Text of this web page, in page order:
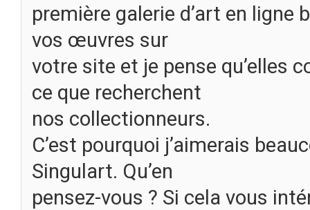
première galerie d’art en ligne
vos œuvres sur
votre site et je pense qu’elles
ce que recherchent
nos collectionneurs.
C’est pourquoi j’aimerais
Singulart. Qu’en
pensez-vous ? Si cela vous